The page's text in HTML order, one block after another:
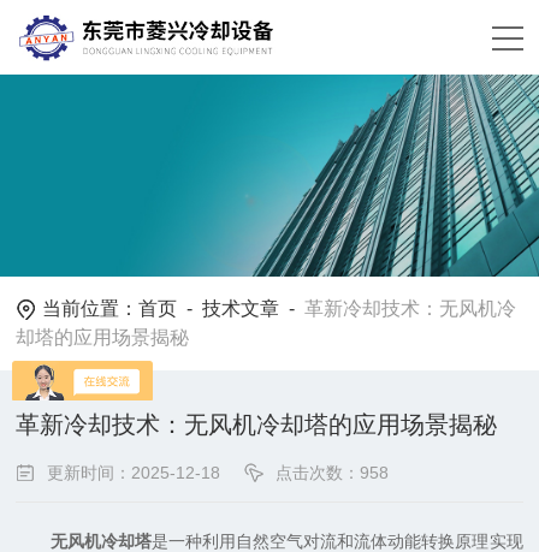
当前位置：首页 -技术文章 -革新冷却技术：无风机冷
却塔的应用场景揭秘
革新冷却技术：无风机冷却塔的应用场景揭秘
更新时间：2025-12-18 点击次数：958
无风机冷却塔是一种利用自然空气对流和流体动能转换原理实现